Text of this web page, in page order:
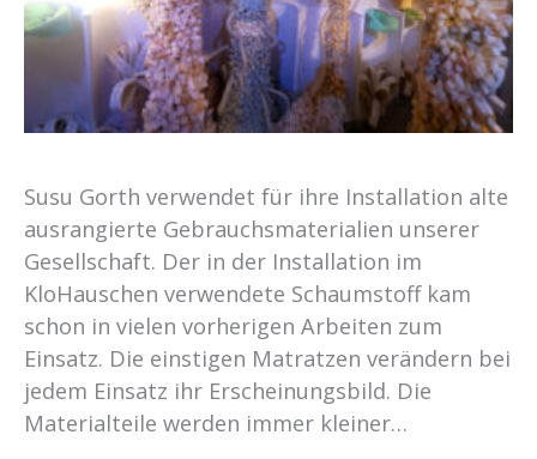
Susu Gorth verwendet für ihre Installation alte
ausrangierte Gebrauchsmaterialien unserer
Gesellschaft. Der in der Installation im
KloHauschen verwendete Schaumstoff kam
schon in vielen vorherigen Arbeiten zum
Einsatz. Die einstigen Matratzen verändern bei
jedem Einsatz ihr Erscheinungsbild. Die
Materialteile werden immer kleiner…